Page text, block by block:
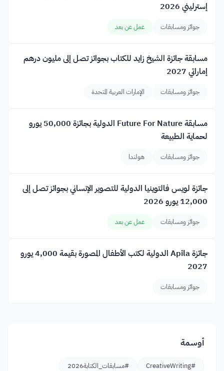
إسترليني 2026
جوائز ومسابقات عمل عن بعد
مسابقة جائزة الشيخ زايد للكتاب بجوائز تصل إلى مليون درهم
إماراتي 2027
جوائز ومسابقات الإمارات العربية المتحدة
مسابقة Future For Nature الدولية بجائزة 50,000 يورو
لحماية الطبيعة
جوائز ومسابقات هولندا
جائزة لويس فالتوينيا الدولية للتصوير الإنساني بجوائز تصل إلى
12,000 يورو 2026
جوائز ومسابقات عمل عن بعد
جائزة Apila الدولية لكتب الأطفال المصورة بقيمة 4,000 يورو
2027
جوائز ومسابقات
أوسمة
#CreativeWriting
#مسابقات_الكتابة2026